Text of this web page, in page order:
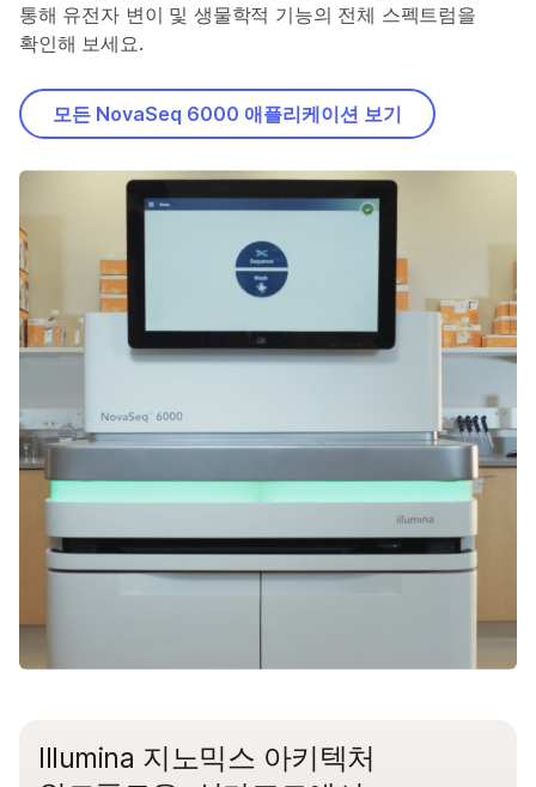
통해 유전자 변이 및 생물학적 기능의 전체 스펙트럼을
확인해 보세요.
모든 NovaSeq 6000 애플리케이션 보기
Illumina 지노믹스 아키텍처